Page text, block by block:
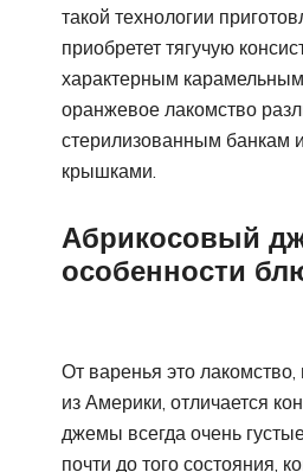
такой технологии
приобретет тягучую
характерным
оранжевое лакомство
стерилизованным банкам
крышками.
Абрикосовый
особенности
От варенья это
из Америки, отличается
джемы всегда очень
почти до того состояния,